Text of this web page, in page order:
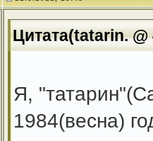
Цитата(tatarin.
Я,
1984(весна)